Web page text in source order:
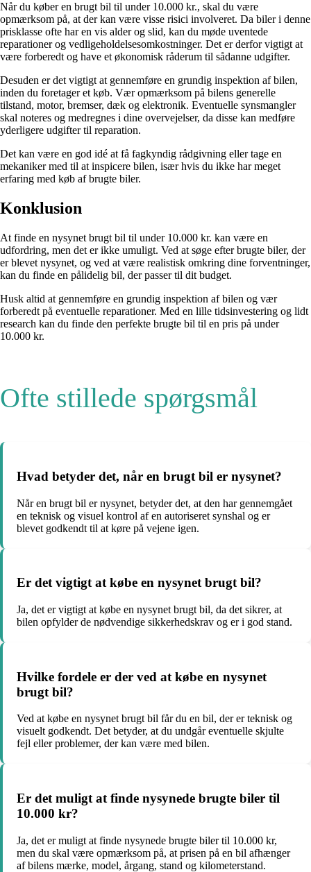
Når du køber en brugt bil til under 10.000 kr., skal du være
opmærksom på, at der kan være visse risici involveret. Da biler i denne
prisklasse ofte har en vis alder og slid, kan du møde uventede
reparationer og vedligeholdelsesomkostninger. Det er derfor vigtigt at
være forberedt og have et økonomisk råderum til sådanne udgifter.
Desuden er det vigtigt at gennemføre en grundig inspektion af bilen,
inden du foretager et køb. Vær opmærksom på bilens generelle
tilstand, motor, bremser, dæk og elektronik. Eventuelle synsmangler
skal noteres og medregnes i dine overvejelser, da disse kan medføre
yderligere udgifter til reparation.
Det kan være en god idé at få fagkyndig rådgivning eller tage en
mekaniker med til at inspicere bilen, især hvis du ikke har meget
erfaring med køb af brugte biler.
Konklusion
At finde en nysynet brugt bil til under 10.000 kr. kan være en
udfordring, men det er ikke umuligt. Ved at søge efter brugte biler, der
er blevet nysynet, og ved at være realistisk omkring dine forventninger,
kan du finde en pålidelig bil, der passer til dit budget.
Husk altid at gennemføre en grundig inspektion af bilen og vær
forberedt på eventuelle reparationer. Med en lille tidsinvestering og lidt
research kan du finde den perfekte brugte bil til en pris på under
10.000 kr.
Ofte stillede spørgsmål
Hvad betyder det, når en brugt bil er nysynet?
Når en brugt bil er nysynet, betyder det, at den har gennemgået
en teknisk og visuel kontrol af en autoriseret synshal og er
blevet godkendt til at køre på vejene igen.
Er det vigtigt at købe en nysynet brugt bil?
Ja, det er vigtigt at købe en nysynet brugt bil, da det sikrer, at
bilen opfylder de nødvendige sikkerhedskrav og er i god stand.
Hvilke fordele er der ved at købe en nysynet
brugt bil?
Ved at købe en nysynet brugt bil får du en bil, der er teknisk og
visuelt godkendt. Det betyder, at du undgår eventuelle skjulte
fejl eller problemer, der kan være med bilen.
Er det muligt at finde nysynede brugte biler til
10.000 kr?
Ja, det er muligt at finde nysynede brugte biler til 10.000 kr,
men du skal være opmærksom på, at prisen på en bil afhænger
af bilens mærke, model, årgang, stand og kilometerstand.